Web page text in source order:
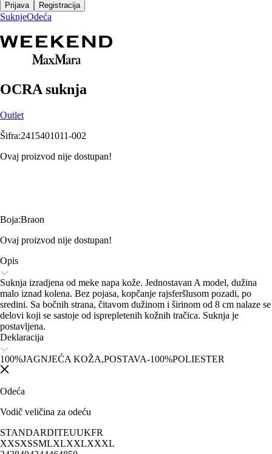
Prijava Registracija
SuknjeOdeća
OCRA suknja
Outlet
Šifra:2415401011-002
Ovaj proizvod nije dostupan!
Boja:Braon
Ovaj proizvod nije dostupan!
Opis
Suknja izradjena od meke napa kože. Jednostavan A model, dužina
malo iznad kolena. Bez pojasa, kopčanje rajsferšlusom pozadi, po
sredini. Sa bočnih strana, čitavom dužinom i širinom od 8 cm nalaze se
delovi koji se sastoje od isprepletenih kožnih tračica. Suknja je
postavljena.
Deklaracija
100%JAGNJEĆA KOŽA,POSTAVA-100%POLIESTER
Odeća
Vodič veličina za odeću
STANDARDITEUUKFR
XXSXSSMLXLXXLXXXL